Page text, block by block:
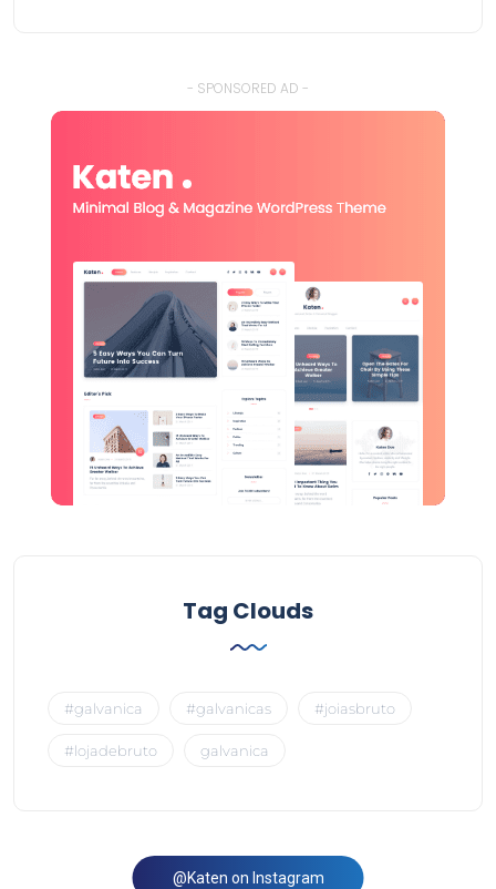
- SPONSORED AD -
Tag Clouds
#galvanica #galvanicas #joiasbruto
#lojadebruto galvanica
@Katen on Instagram